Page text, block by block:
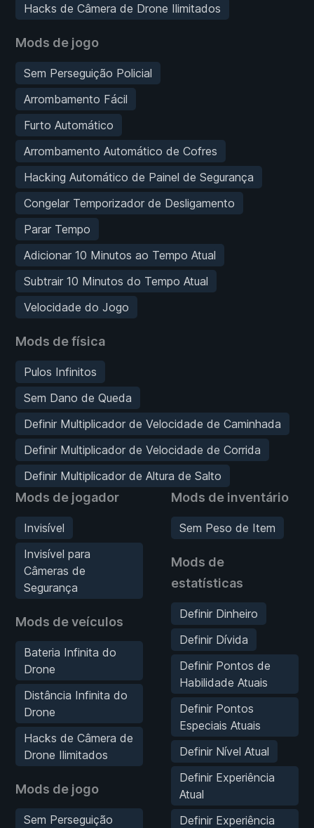
Hacks de Câmera de Drone Ilimitados
Mods de jogo
Sem Perseguição Policial
Arrombamento Fácil
Furto Automático
Arrombamento Automático de Cofres
Hacking Automático de Painel de Segurança
Congelar Temporizador de Desligamento
Parar Tempo
Adicionar 10 Minutos ao Tempo Atual
Subtrair 10 Minutos do Tempo Atual
Velocidade do Jogo
Mods de física
Pulos Infinitos
Sem Dano de Queda
Definir Multiplicador de Velocidade de Caminhada
Definir Multiplicador de Velocidade de Corrida
Definir Multiplicador de Altura de Salto
Mods de jogador
Invisível
Invisível para
Câmeras de
Segurança
Mods de veículos
Bateria Infinita do
Drone
Distância Infinita do
Drone
Hacks de Câmera de
Drone Ilimitados
Mods de jogo
Sem Perseguição
Mods de inventário
Sem Peso de Item
Mods de
estatísticas
Definir Dinheiro
Definir Dívida
Definir Pontos de
Habilidade Atuais
Definir Pontos
Especiais Atuais
Definir Nível Atual
Definir Experiência
Atual
Definir Experiência